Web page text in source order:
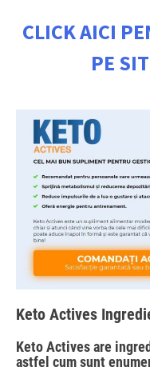
CLICK AICI
PE
Keto Actives
Keto Actives are
astfel cum sunt